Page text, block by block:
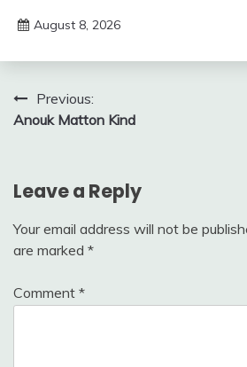
August 8, 2026
Meme
Post
navigation
Previous:
Anouk Matton Kind
Leave a Reply
Your email address will not be
are marked *
Comment *